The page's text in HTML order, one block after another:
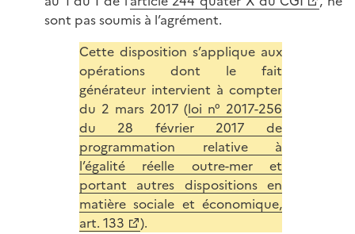
sont pas soumis à l’agrément.
Cette disposition s’applique aux
opérations dont le fait
générateur intervient à compter
du 2 mars 2017 (loi n° 2017-256
du 28 février 2017 de
programmation relative à
l’égalité réelle outre-mer et
portant autres dispositions en
matière sociale et économique,
art. 133
).